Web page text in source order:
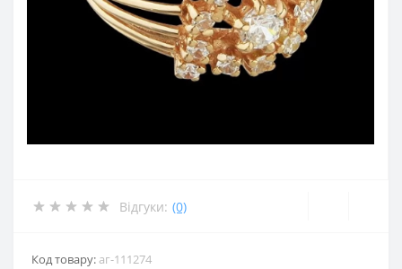
Відгуки: (0)
Код товару: аг-111274